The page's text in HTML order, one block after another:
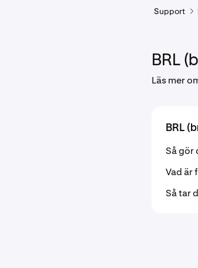
Support
BRL
Läs mer
BRL
Så gör
Vad är
Så tar